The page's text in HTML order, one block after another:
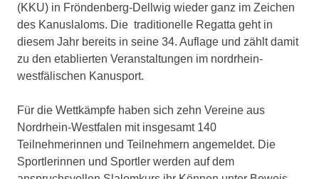
(KKU) in Fröndenberg-Dellwig wieder ganz im Zeichen
des Kanuslaloms. Die traditionelle Regatta geht in
diesem Jahr bereits in seine 34. Auflage und zählt damit
zu den etablierten Veranstaltungen im nordrhein-
westfälischen Kanusport.
Für die Wettkämpfe haben sich zehn Vereine aus
Nordrhein-Westfalen mit insgesamt 140
Teilnehmerinnen und Teilnehmern angemeldet. Die
Sportlerinnen und Sportler werden auf dem